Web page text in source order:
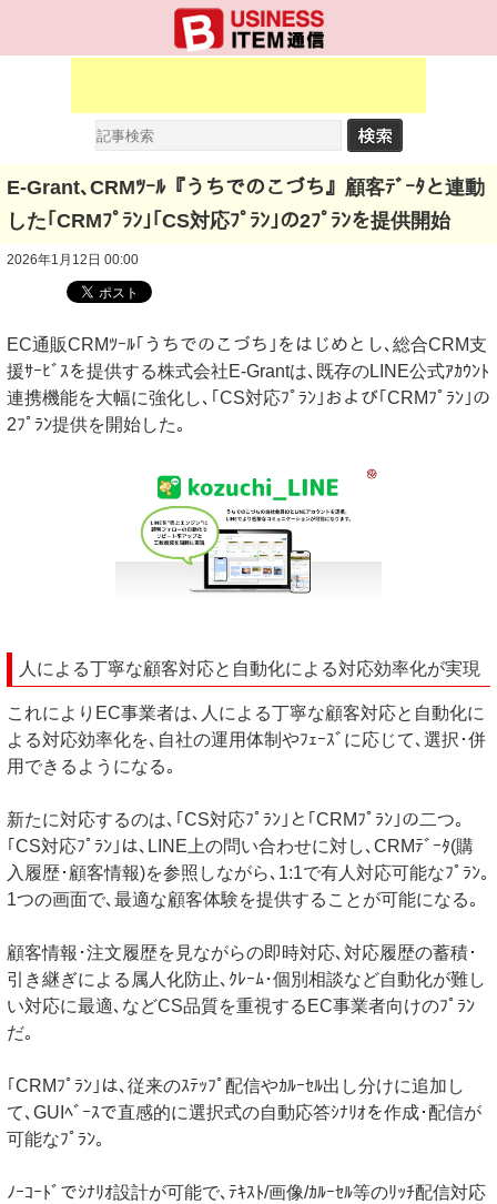
E-Grant､CRMﾂｰﾙ『うちでのこづち』顧客ﾃﾞｰﾀと連動
した｢CRMﾌﾟﾗﾝ｣｢CS対応ﾌﾟﾗﾝ｣の2ﾌﾟﾗﾝを提供開始
2026年1月12日 00:00
EC通販CRMﾂｰﾙ｢うちでのこづち｣をはじめとし､総合CRM支
援ｻｰﾋﾞｽを提供する株式会社E-Grantは､既存のLINE公式ｱｶｳﾝﾄ
連携機能を大幅に強化し､｢CS対応ﾌﾟﾗﾝ｣および｢CRMﾌﾟﾗﾝ｣の
2ﾌﾟﾗﾝ提供を開始した｡
人による丁寧な顧客対応と自動化による対応効率化が実現
これによりEC事業者は､人による丁寧な顧客対応と自動化に
よる対応効率化を､自社の運用体制やﾌｪｰｽﾞに応じて､選択･併
用できるようになる｡
新たに対応するのは､｢CS対応ﾌﾟﾗﾝ｣と｢CRMﾌﾟﾗﾝ｣の二つ｡
｢CS対応ﾌﾟﾗﾝ｣は､LINE上の問い合わせに対し､CRMﾃﾞｰﾀ(購
入履歴･顧客情報)を参照しながら､1:1で有人対応可能なﾌﾟﾗﾝ｡
1つの画面で､最適な顧客体験を提供することが可能になる｡
顧客情報･注文履歴を見ながらの即時対応､対応履歴の蓄積･
引き継ぎによる属人化防止､ｸﾚｰﾑ･個別相談など自動化が難し
い対応に最適､などCS品質を重視するEC事業者向けのﾌﾟﾗﾝ
だ｡
｢CRMﾌﾟﾗﾝ｣は､従来のｽﾃｯﾌﾟ配信やｶﾙｰｾﾙ出し分けに追加し
て､GUIﾍﾞｰｽで直感的に選択式の自動応答ｼﾅﾘｵを作成･配信が
可能なﾌﾟﾗﾝ｡
ﾉｰｺｰﾄﾞでｼﾅﾘｵ設計が可能で､ﾃｷｽﾄ/画像/ｶﾙｰｾﾙ等のﾘｯﾁ配信対応